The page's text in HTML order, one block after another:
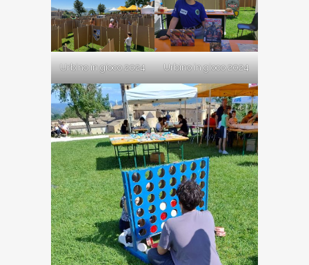
Urbino in gioco 2024 Urbino in gioco 2024